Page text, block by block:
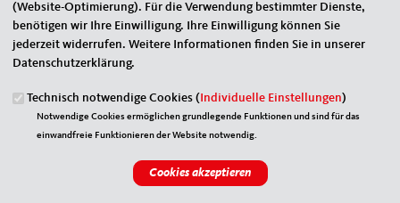
Gregor-Mendel-Straße 3
14469 Potsdam
Telefon: +49 (0)171 17 43 105
info@mit-bb.de
MIT Bundesverband
CDU Deutschlands
(Website-Optimierung). Für die Verwendung bestimmter Dienste,
benötigen wir Ihre Einwilligung. Ihre Einwilligung können Sie
jederzeit widerrufen. Weitere Informationen finden Sie in unserer
Datenschutzerklärung.
Technisch notwendige Cookies (Individuelle Einstellungen)
Notwendige Cookies ermöglichen grundlegende Funktionen und sind für das
einwandfreie Funktionieren der Website notwendig.